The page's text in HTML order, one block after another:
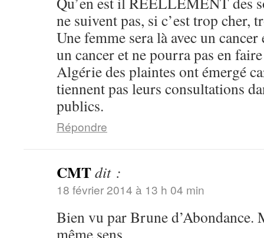
ne suivent pas, si c’est trop cher,
Une femme sera là avec un cancer
un cancer et ne pourra pas en
Algérie des plaintes ont émergé
tiennent pas leurs consultations
publics.
Répondre
CMTdit :
18 février 2014 à 13 h 04 min
Bien vu par Brune d’Abondance.